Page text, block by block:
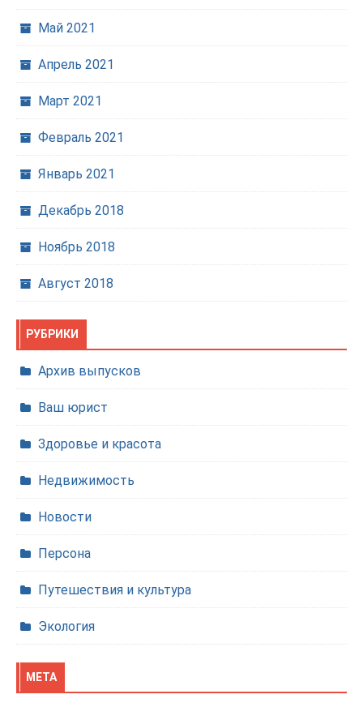
Май 2021
Апрель 2021
Март 2021
Февраль 2021
Январь 2021
Декабрь 2018
Ноябрь 2018
Август 2018
РУБРИКИ
Архив выпусков
Ваш юрист
Здоровье и красота
Недвижимость
Новости
Персона
Путешествия и культура
Экология
МЕТА